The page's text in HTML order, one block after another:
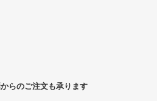
らのご注文も承ります